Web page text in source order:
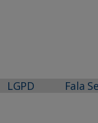
LGPD Fala